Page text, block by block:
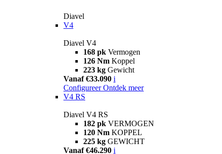
Diavel
V4
Diavel V4
168 pk Vermogen
126 Nm Koppel
223 kg Gewicht
Vanaf €33.090 i
Configureer Ontdek meer
V4 RS
Diavel V4 RS
182 pk VERMOGEN
120 Nm KOPPEL
225 kg GEWICHT
Vanaf €46.290 i